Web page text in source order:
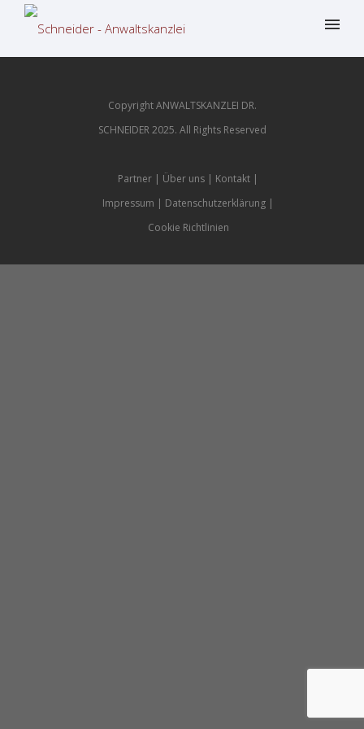
Copyright ANWALTSKANZLEI DR.
SCHNEIDER 2025. All Rights Reserved
Partner Über uns
Kontakt
Impressum
Datenschutzerklärung
Cookie Richtlinien